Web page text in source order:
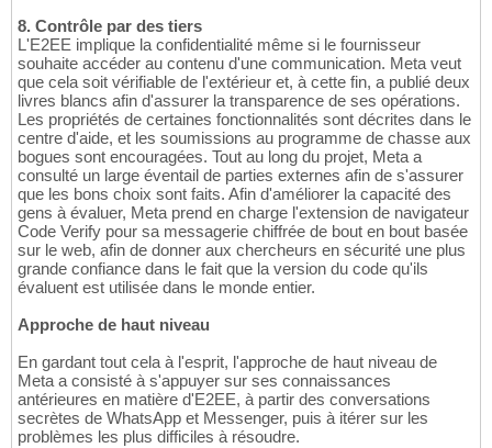
8. Contrôle par des tiers
L'E2EE implique la confidentialité même si le fournisseur
souhaite accéder au contenu d'une communication. Meta veut
que cela soit vérifiable de l'extérieur et, à cette fin, a publié deux
livres blancs afin d'assurer la transparence de ses opérations.
Les propriétés de certaines fonctionnalités sont décrites dans le
centre d'aide, et les soumissions au programme de chasse aux
bogues sont encouragées. Tout au long du projet, Meta a
consulté un large éventail de parties externes afin de s'assurer
que les bons choix sont faits. Afin d'améliorer la capacité des
gens à évaluer, Meta prend en charge l'extension de navigateur
Code Verify pour sa messagerie chiffrée de bout en bout basée
sur le web, afin de donner aux chercheurs en sécurité une plus
grande confiance dans le fait que la version du code qu'ils
évaluent est utilisée dans le monde entier.
Approche de haut niveau
En gardant tout cela à l'esprit, l'approche de haut niveau de
Meta a consisté à s'appuyer sur ses connaissances
antérieures en matière d'E2EE, à partir des conversations
secrètes de WhatsApp et Messenger, puis à itérer sur les
problèmes les plus difficiles à résoudre.